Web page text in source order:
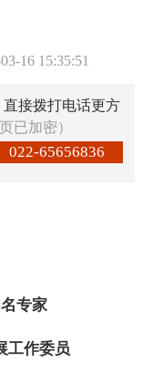
16 15:35:51
接拨打电话更方
已加密）
022-65656836
专家
工作委员